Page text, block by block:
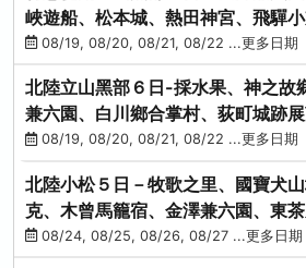
峽遊船、松本城、熱田神宮、飛驒
08/19, 08/20, 08/21, 08/22 ...更多日期
北陸立山黑部６日-採水果、神之故
兼六園、白川鄉合掌村、荻町城跡
花之里絢爛花海
08/19, 08/20, 08/21, 08/22 ...更多日期
北陸小松５日－牧歌之里、國寶犬
克、木曾馬籠宿、金澤兼六園、東
白川鄉合掌村
08/24, 08/25, 08/26, 08/27 ...更多日期